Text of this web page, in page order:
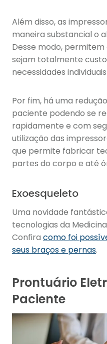
Além disso, as
maneira substancial o
Desse modo, permitem
sejam totalmente
necessidades
Por fim, há uma
paciente podendo se
rapidamente e com
utilização das
que permite fabricar
partes do corpo e até
Exoesqueleto
Uma novidade
tecnologias da
Confira como foi
seus braços e pernas.
Prontuário
Paciente